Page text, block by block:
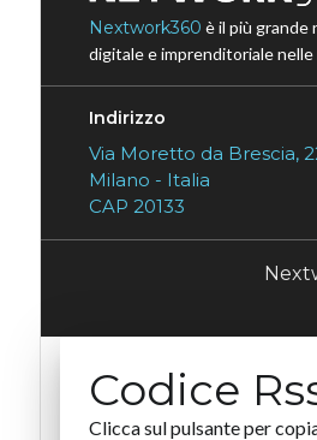
Nextwork360 è il più grande
digitale e imprenditoriale
Indirizzo
Via Moretto da Brescia,
Milano - Italia
CAP 20133
Codice
Clicca sul pulsante per